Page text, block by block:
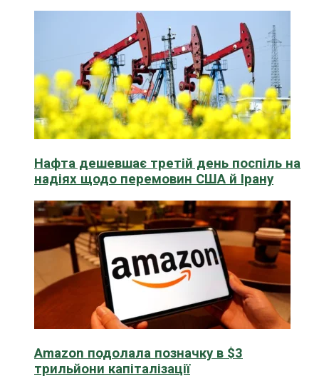
Нафта дешевшає третій день поспіль на
надіях щодо перемовин США й Ірану
Amazon подолала позначку в $3
трильйони капіталізації